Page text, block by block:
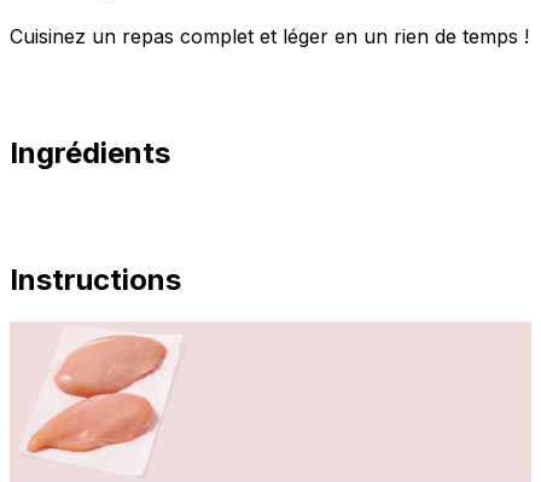
Cuisinez un repas complet et léger en un rien de temps !
Ingrédients
Instructions